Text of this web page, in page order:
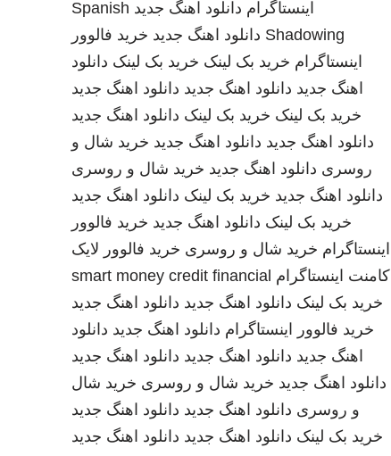
اینستاگرام دانلود اهنگ جدید Spanish
Shadowing دانلود اهنگ جدید خرید فالوور
اینستاگرام خرید بک لینک خرید بک لینک دانلود
اهنگ جدید دانلود اهنگ جدید دانلود اهنگ جدید
خرید بک لینک خرید بک لینک دانلود اهنگ جدید
دانلود اهنگ جدید دانلود اهنگ جدید خرید شال و
روسری دانلود اهنگ جدید خرید شال و روسری
دانلود اهنگ جدید خرید بک لینک دانلود اهنگ جدید
خرید بک لینک دانلود اهنگ جدید خرید فالوور
اینستاگرام خرید شال و روسری خرید فالوور لایک
کامنت اینستاگرام smart money credit financial
خرید بک لینک دانلود اهنگ جدید دانلود اهنگ جدید
خرید فالوور اینستاگرام دانلود اهنگ جدید دانلود
اهنگ جدید دانلود اهنگ جدید دانلود اهنگ جدید
دانلود اهنگ جدید خرید شال و روسری خرید شال
و روسری دانلود اهنگ جدید دانلود اهنگ جدید
خرید بک لینک دانلود اهنگ جدید دانلود اهنگ جدید